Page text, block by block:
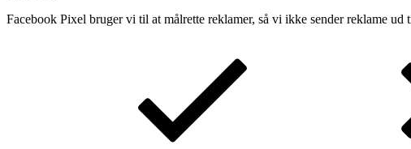
Facebook Pixel bruger vi til at målrette reklamer, så vi ikke sender reklame